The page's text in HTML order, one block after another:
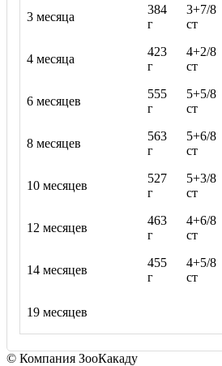
3 месяца
384
г
3+7/8
ст
4 месяца
423
г
4+2/8
ст
6 месяцев
555
г
5+5/8
ст
8 месяцев
563
г
5+6/8
ст
10 месяцев
527
г
5+3/8
ст
12 месяцев
463
г
4+6/8
ст
14 месяцев
455
г
4+5/8
ст
19 месяцев
© Компания ЗооКакаду